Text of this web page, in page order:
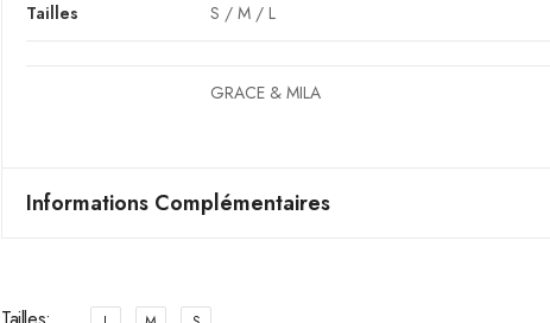
Tailles S / M / L
GRACE & MILA
Informations Complémentaires